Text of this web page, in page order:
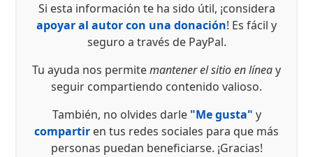
Si esta información te ha sido útil, ¡considera
apoyar al autor con una donación! Es fácil y
seguro a través de PayPal.
Tu ayuda nos permitemantener el sitio en líneay
seguir compartiendo contenido valioso.
También, no olvides darle "Me gusta" y
compartir en tus redes sociales para que más
personas puedan beneficiarse. ¡Gracias!